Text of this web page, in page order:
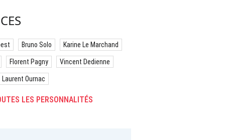
Bruno Solo Karine Le Marchand
Florent Pagny Vincent Dedienne
Laurent Ournac
LES PERSONNALITÉS